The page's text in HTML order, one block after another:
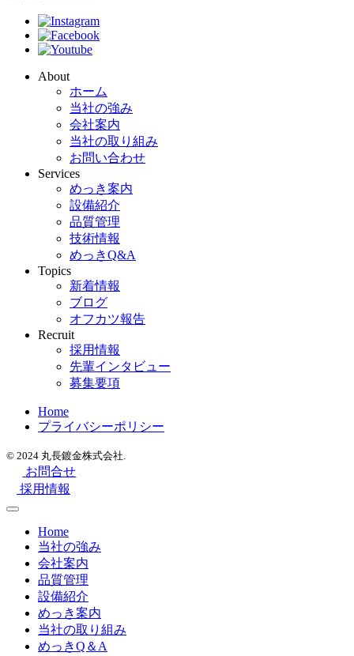
About
ホーム
当社の強み
会社案内
当社の取り組み
お問い合わせ
Services
めっき案内
設備紹介
品質管理
技術情報
めっきQ&A
Topics
新着情報
ブログ
オフカツ報告
Recruit
採用情報
先輩インタビュー
募集要項
Home
プライバシーポリシー
© 2024 丸長鍍金株式会社.
お問合せ
採用情報
Home
当社の強み
会社案内
品質管理
設備紹介
めっき案内
当社の取り組み
めっきQ＆A